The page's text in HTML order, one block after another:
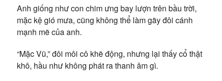
Anh giống như con chim ưng bay lượn trên bầu trời,
mặc kệ gió mưa, cũng không thể làm gãy đôi cánh
mạnh mẽ của anh.
“Mặc Vũ,” đôi môi cô khẽ động, nhưng lại thấy cổ thật
khô, hầu như không phát ra thanh âm gì.